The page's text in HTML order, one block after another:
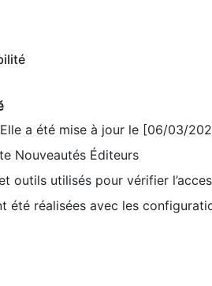
a été mise à jour le [06/03/
Nouveautés Éditeurs
outils utilisés pour vérifier
réalisées avec les